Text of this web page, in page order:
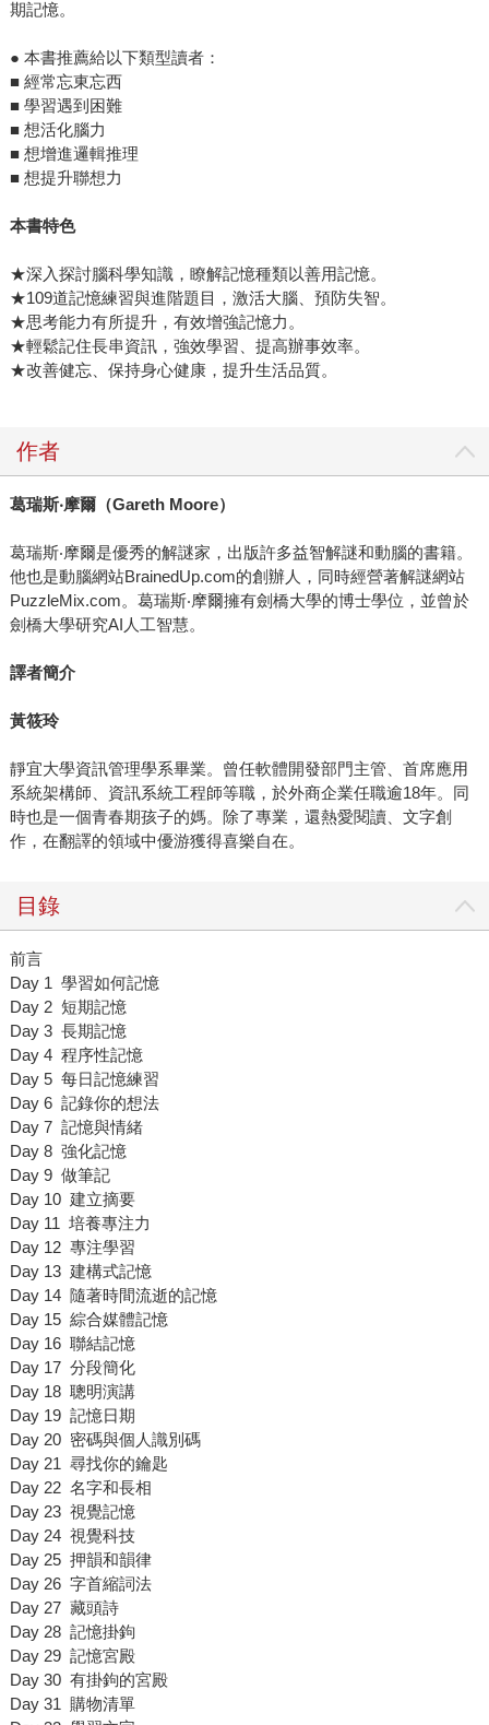
期記憶。
● 本書推薦給以下類型讀者：
■ 經常忘東忘西
■ 學習遇到困難
■ 想活化腦力
■ 想增進邏輯推理
■ 想提升聯想力
本書特色
★深入探討腦科學知識，瞭解記憶種類以善用記憶。
★109道記憶練習與進階題目，激活大腦、預防失智。
★思考能力有所提升，有效增強記憶力。
★輕鬆記住長串資訊，強效學習、提高辦事效率。
★改善健忘、保持身心健康，提升生活品質。
作者
葛瑞斯‧摩爾（Gareth Moore）
葛瑞斯‧摩爾是優秀的解謎家，出版許多益智解謎和動腦的書籍。
他也是動腦網站BrainedUp.com的創辦人，同時經營著解謎網站
PuzzleMix.com。葛瑞斯‧摩爾擁有劍橋大學的博士學位，並曾於
劍橋大學研究AI人工智慧。
譯者簡介
黃筱玲
靜宜大學資訊管理學系畢業。曾任軟體開發部門主管、首席應用
系統架構師、資訊系統工程師等職，於外商企業任職逾18年。同
時也是一個青春期孩子的媽。除了專業，還熱愛閱讀、文字創
作，在翻譯的領域中優游獲得喜樂自在。
目錄
前言
Day 1 學習如何記憶
Day 2 短期記憶
Day 3 長期記憶
Day 4 程序性記憶
Day 5 每日記憶練習
Day 6 記錄你的想法
Day 7 記憶與情緒
Day 8 強化記憶
Day 9 做筆記
Day 10 建立摘要
Day 11 培養專注力
Day 12 專注學習
Day 13 建構式記憶
Day 14 隨著時間流逝的記憶
Day 15 綜合媒體記憶
Day 16 聯結記憶
Day 17 分段簡化
Day 18 聰明演講
Day 19 記憶日期
Day 20 密碼與個人識別碼
Day 21 尋找你的鑰匙
Day 22 名字和長相
Day 23 視覺記憶
Day 24 視覺科技
Day 25 押韻和韻律
Day 26 字首縮詞法
Day 27 藏頭詩
Day 28 記憶掛鉤
Day 29 記憶宮殿
Day 30 有掛鉤的宮殿
Day 31 購物清單